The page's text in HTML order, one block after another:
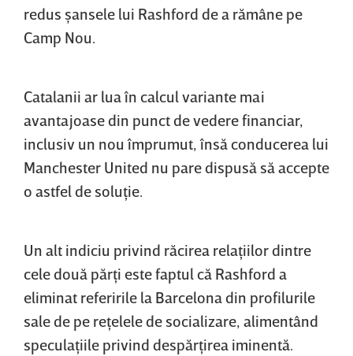
redus şansele lui Rashford de a rămâne pe
Camp Nou.
Catalanii ar lua în calcul variante mai
avantajoase din punct de vedere financiar,
inclusiv un nou împrumut, însă conducerea lui
Manchester United nu pare dispusă să accepte
o astfel de soluţie.
Un alt indiciu privind răcirea relaţiilor dintre
cele două părţi este faptul că Rashford a
eliminat referirile la Barcelona din profilurile
sale de pe reţelele de socializare, alimentând
speculaţiile privind despărţirea iminentă.